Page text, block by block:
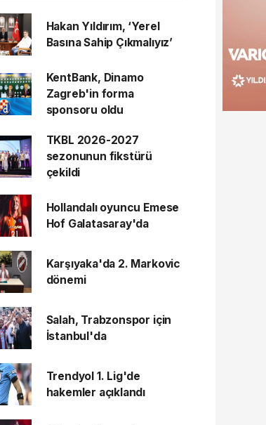
Hakan Yıldırım, ‘Yerel
Basına Sahip Çıkmalıyız’
KentBank, Dinamo
Zagreb'in forma
sponsoru oldu
TKBL 2026-2027
sezonunun fikstürü
çekildi
Hollandalı oyuncu Emese
Hof Galatasaray'da
Karşıyaka'da 2. Markovic
dönemi
Salah, Trabzonspor için
İstanbul'da
Trendyol 1. Lig'de
hakemler açıklandı